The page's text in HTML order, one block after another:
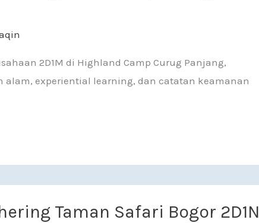
2D1M di Highland Camp Curug Panjang,
alam, experiential learning, dan catatan keamanan
Taman Safari Bogor 2D1N